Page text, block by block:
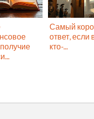
Самый
ответ, если
кто-...